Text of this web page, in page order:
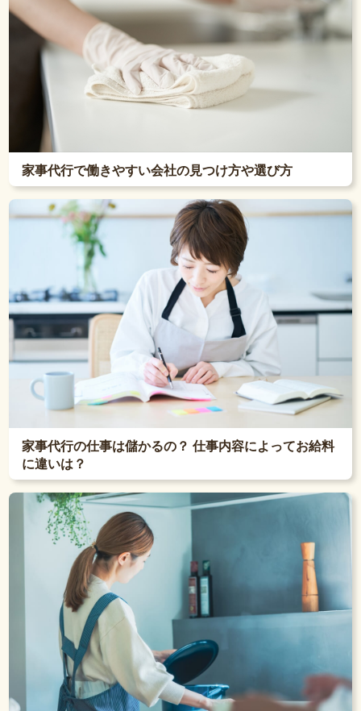
家事代行で働きやすい会社の見つけ方や選び方
家事代行の仕事は儲かるの？ 仕事内容によってお給料
に違いは？